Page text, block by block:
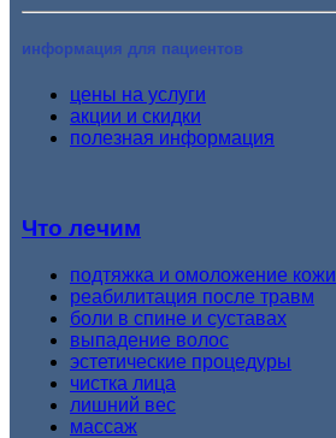
информация для пациентов
цены на услуги
акции и скидки
полезная информация
Что лечим
подтяжка и омоложение кожи
реабилитация после травм
боли в спине и суставах
выпадение волос
эстетические процедуры
чистка лица
лишний вес
массаж